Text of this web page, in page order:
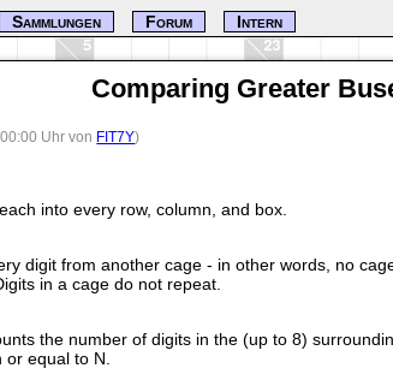
Comparing Greater
Uhr von FIT7Y)
into every row, column, and box.
digit from another cage - in other words, no
in a cage do not repeat.
the number of digits in the (up to 8)
or equal to N.
Sammlungen Forum Intern